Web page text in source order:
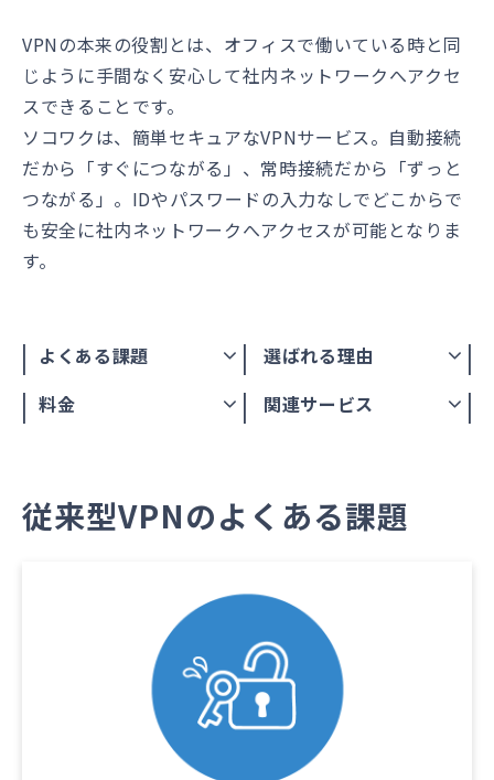
VPNの本来の役割とは、オフィスで働いている時と同
じように手間なく安心して社内ネットワークへアクセ
スできることです。
ソコワクは、簡単セキュアなVPNサービス。自動接続
だから「すぐにつながる」、常時接続だから「ずっと
つながる」。IDやパスワードの入力なしでどこからで
も安全に社内ネットワークへアクセスが可能となりま
す。
よくある課題
選ばれる理由
料金
関連サービス
従来型VPNのよくある課題